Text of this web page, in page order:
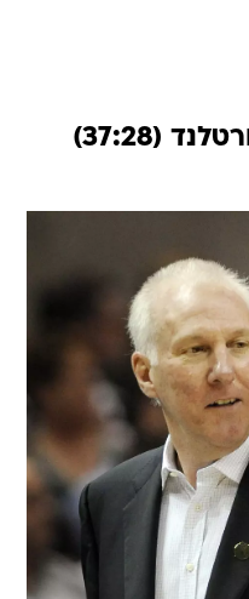
סן אנטוניו (16:48) - פורטלנד (37:28)